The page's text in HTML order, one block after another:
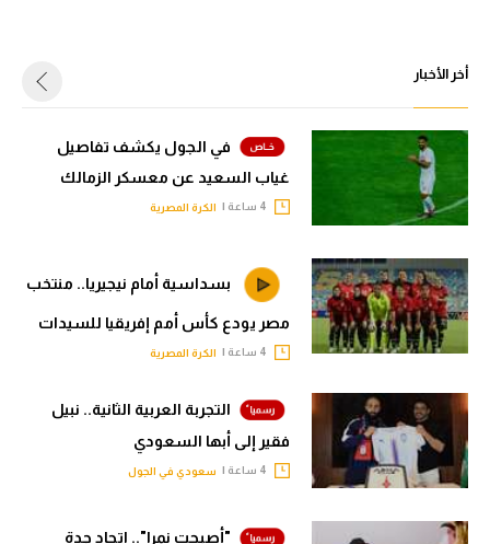
أخر الأخبار
في الجول يكشف تفاصيل
غياب السعيد عن معسكر الزمالك
الكرة المصرية
بسداسية أمام نيجيريا.. منتخب
مصر يودع كأس أمم إفريقيا للسيدات
الكرة المصرية
التجربة العربية الثانية.. نبيل
فقير إلى أبها السعودي
سعودي في الجول
"أصبحت نمرا".. اتحاد جدة